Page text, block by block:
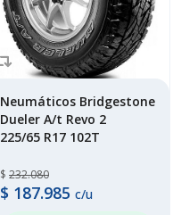
Neumáticos Bridgestone
Dueler A/t Revo 2
225/65 R17 102T
$ 232.080
$ 187.985 c/u